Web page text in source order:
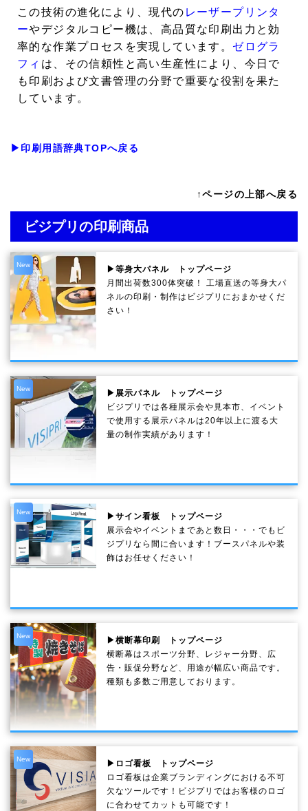
この技術の進化により、現代の レーザープリンタ
ーやデジタルコピー機は、高品質な印刷出力と効
率的な作業プロセスを実現しています。 ゼログラ
フィ は、その信頼性と高い生産性により、今日で
も印刷および文書管理の分野で重要な役割を果た
しています。
▶印刷用語辞典TOPへ戻る
↑ページの上部へ戻る
ビジプリの印刷商品
New
▶等身大パネル トップページ
月間出荷数300体突破！ 工場直送の等身大パ
ネルの印刷・制作は ビジプリ におまかせくだ
さい！
New
▶展示パネル トップページ
ビジプリでは各種展示会や見本市、イベント
で使用する展示パネルは20年以上に渡る大
量の制作実績があります！
New
▶サイン看板 トップページ
展示会やイベントまであと数日・・・でもビ
ジプリなら間に合います！ブースパネルや装
飾はお任せください！
New
▶横断幕印刷 トップページ
横断幕はスポーツ分野、レジャー分野、広
告・販促分野など、用途が幅広い商品です。
種類も多数ご用意しております。
New
▶ロゴ看板 トップページ
ロゴ看板は企業ブランディングにおける不可
欠なツールです！ビジプリではお客様のロゴ
に合わせてカットも可能です！